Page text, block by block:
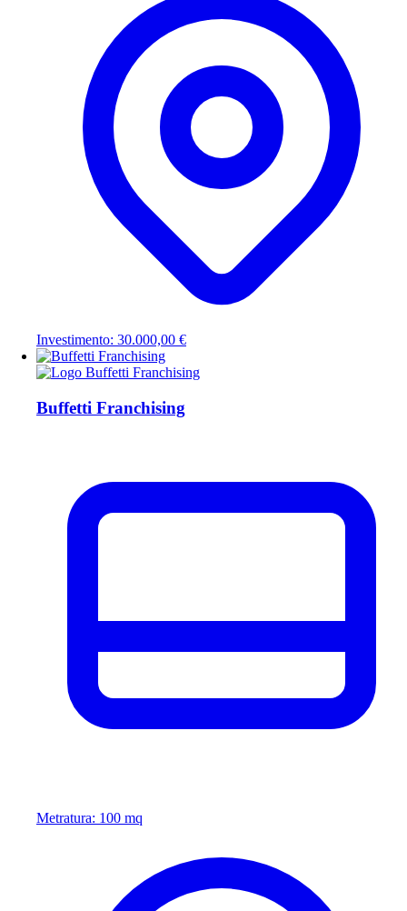
Investimento: 30.000,00 €
Buffetti Franchising
Metratura: 100 mq